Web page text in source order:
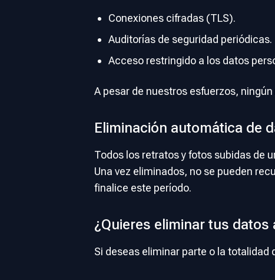
Conexiones cifradas (TLS).
Auditorías de seguridad periódicas.
Acceso restringido a los datos
A pesar de nuestros esfuerzos,
Eliminación automática de
Todos los retratos y fotos subidas de
Una vez eliminados, no se pueden
finalice este período.
¿Quieres eliminar tus datos
Si deseas eliminar parte o la